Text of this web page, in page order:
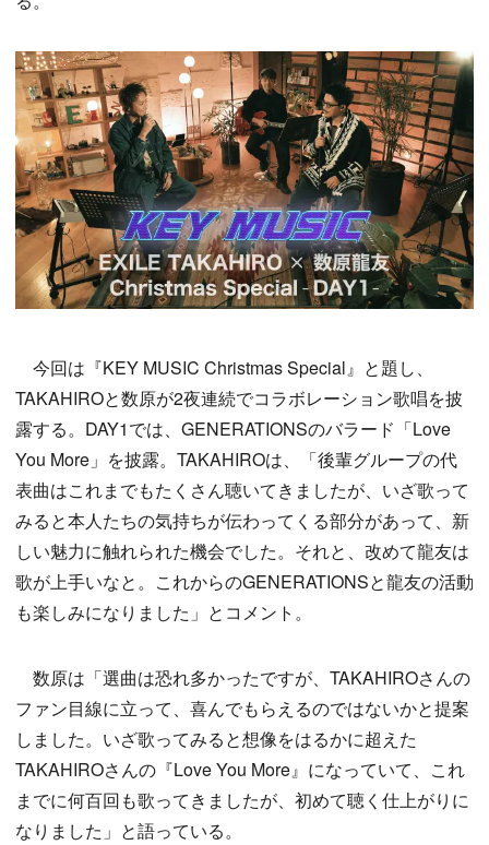
今回は『KEY MUSIC Christmas Special』と題し、
TAKAHIROと数原が2夜連続でコラボレーション歌唱を披
露する。DAY1では、GENERATIONSのバラード「Love
You More」を披露。TAKAHIROは、「後輩グループの代
表曲はこれまでもたくさん聴いてきましたが、いざ歌って
みると本人たちの気持ちが伝わってくる部分があって、新
しい魅力に触れられた機会でした。それと、改めて龍友は
歌が上手いなと。これからのGENERATIONSと龍友の活動
も楽しみになりました」とコメント。
数原は「選曲は恐れ多かったですが、TAKAHIROさんの
ファン目線に立って、喜んでもらえるのではないかと提案
しました。いざ歌ってみると想像をはるかに超えた
TAKAHIROさんの『Love You More』になっていて、これ
までに何百回も歌ってきましたが、初めて聴く仕上がりに
なりました」と語っている。